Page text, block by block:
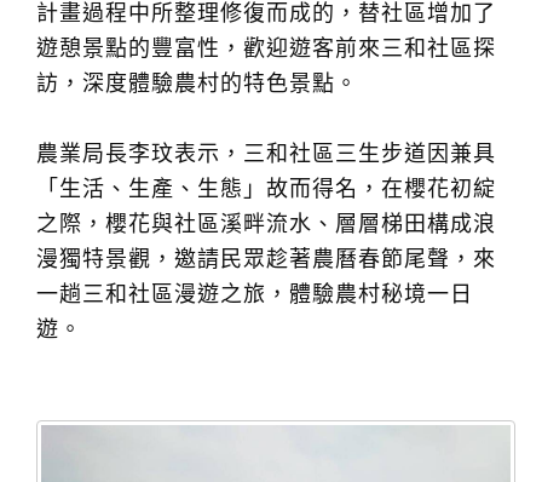
計畫過程中所整理修復而成的，替社區增加了
遊憩景點的豐富性，歡迎遊客前來三和社區探
訪，深度體驗農村的特色景點。
農業局長李玟表示，三和社區三生步道因兼具
「生活、生產、生態」故而得名，在櫻花初綻
之際，櫻花與社區溪畔流水、層層梯田構成浪
漫獨特景觀，邀請民眾趁著農曆春節尾聲，來
一趟三和社區漫遊之旅，體驗農村秘境一日
遊。